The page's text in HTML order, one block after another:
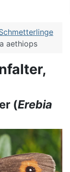
aethiops
(Erebia